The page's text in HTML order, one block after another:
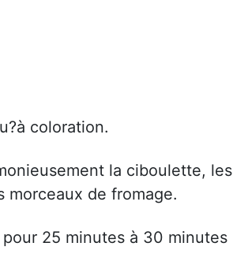
coloration.
la ciboulette, les
morceaux de fromage.
25 minutes à 30 minutes